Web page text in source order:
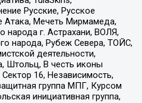
Русские, Русское
Атака, Мечеть Мирмамеда,
народа г. Астрахани, ВОЛЯ,
народа, Рубеж Севера, ТОЙС,
деятельности,
Штольц, В честь иконы
16, Независимость,
группа МПГ, Курсом
инициативная группа,